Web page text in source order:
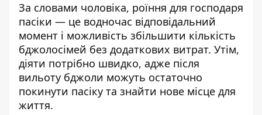
За словами чоловіка, роїння для господаря
пасіки — це водночас відповідальний
момент і можливість збільшити кількість
бджолосімей без додаткових витрат. Утім,
діяти потрібно швидко, адже після
вильоту бджоли можуть остаточно
покинути пасіку та знайти нове місце для
життя.